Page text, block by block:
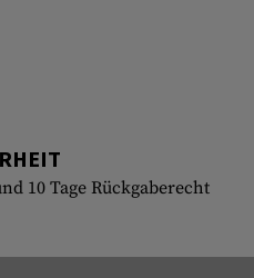
10 Tage Rückgaberecht